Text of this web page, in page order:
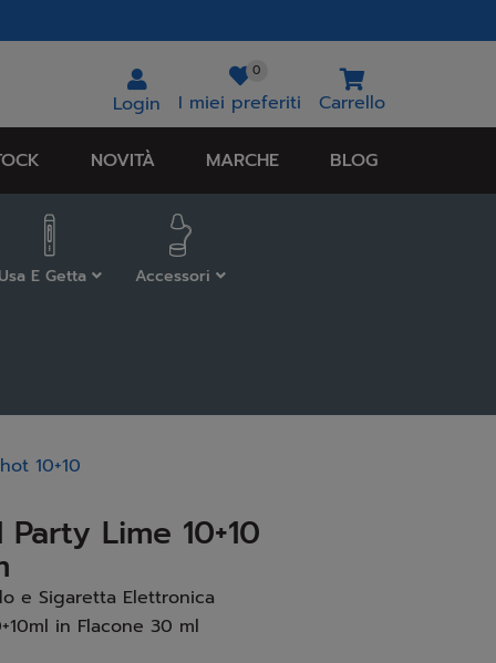
Login
0
I miei preferiti Carrello
NOVITÀ MARCHE BLOG
E Getta Accessori
10+10
Lime 10+10
e Sigaretta Elettronica
in Flacone 30 ml